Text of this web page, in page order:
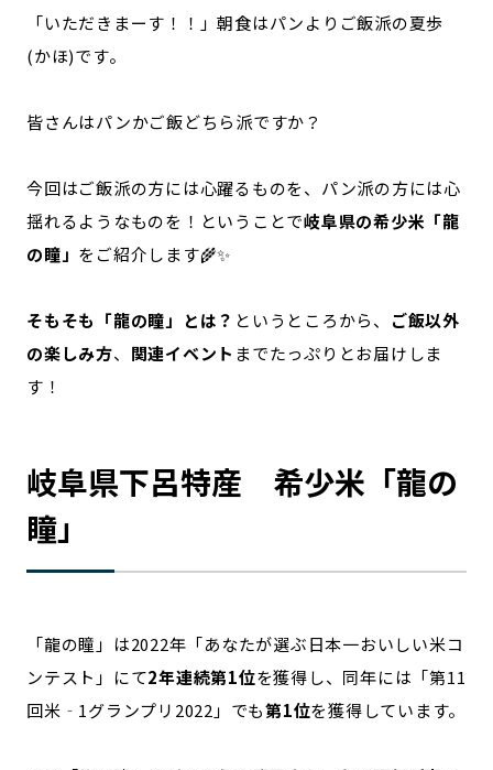
お問い合わせ
「いただきまーす！！」朝食はパンよりご飯派の夏歩
(かほ)です。
皆さんはパンかご飯どちら派ですか？
今回はご飯派の方には心躍るものを、パン派の方には心
揺れるようなものを！ということで岐阜県の希少米「龍
の瞳」 をご紹介します🌾✨
そもそも「龍の瞳」とは？ というところから、
ご飯以外
の楽しみ方、 関連イベント までたっぷりとお届けしま
す！
岐阜県下呂特産 希少米「龍の
瞳」
「龍の瞳」は2022年「あなたが選ぶ日本一おいしい米コ
ンテスト」にて2年連続第1位を獲得し、同年には「第11
回米‐1グランプリ2022」でも第1位を獲得しています。